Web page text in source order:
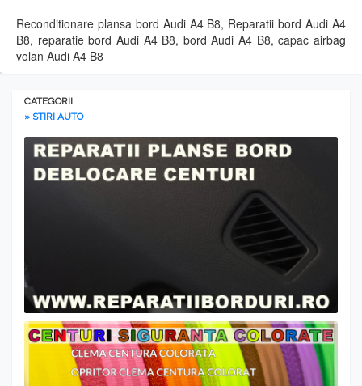
Reconditionare plansa bord Audi A4 B8, Reparatii bord Audi A4
B8, reparatie bord Audi A4 B8, bord Audi A4 B8, capac airbag
volan Audi A4 B8
CATEGORII
» STIRI AUTO